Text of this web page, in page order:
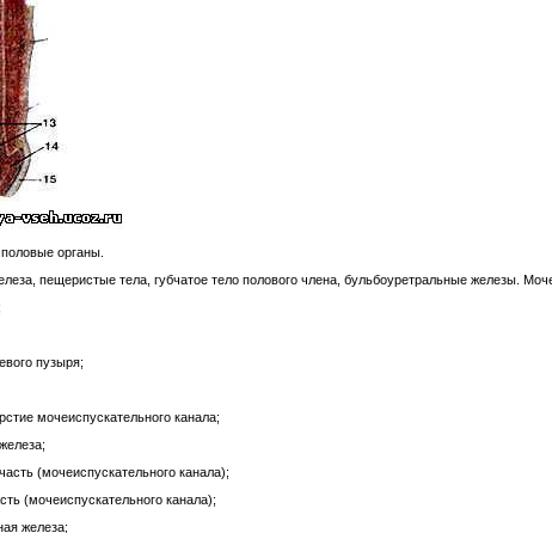
органы.
пещеристые тела, губчатое тело полового члена, бульбоуретральные железы.
пузыря;
мочеиспускательного канала;
(мочеиспускательного канала);
(мочеиспускательного канала);
железа;